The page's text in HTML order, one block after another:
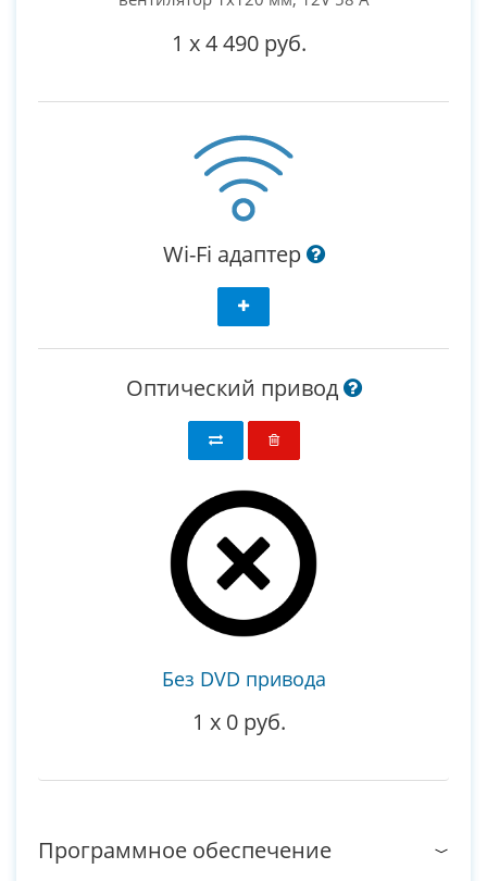
1 x4 490 руб.
Wi-Fi адаптер
Оптический привод
Без DVD привода
1 x 0 руб.
Программное обеспечение